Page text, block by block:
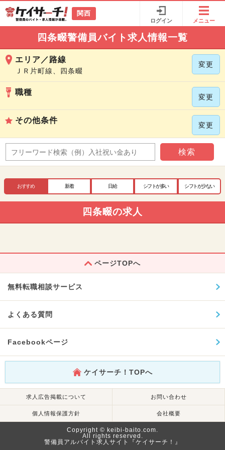
関西
ログイン メニュー
四条畷警備員バイト求人情報一覧
エリア／路線
ＪＲ片町線、四条畷
変更
職種
変更
その他条件
変更
検索
おすすめ 新着 日給 シフトが多い シフトが少ない
四条畷の求人
ページTOPへ
無料転職相談サービス
よくある質問
Facebookページ
ケイサーチ！TOPへ
求人広告掲載について お問い合わせ
個人情報保護方針 会社概要
Copyright © keibi-baito.com.
All rights reserved.
警備員アルバイト求人サイト『ケイサーチ！』